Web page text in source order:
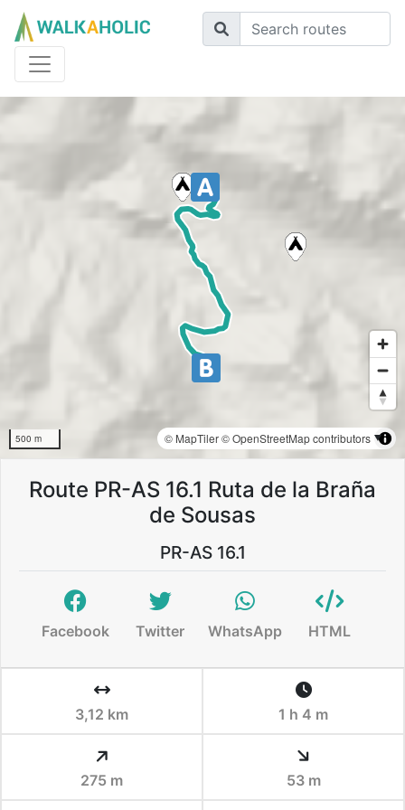
500 m © MapTiler© OpenStreetMap contributors
Route PR-AS 16.1 Ruta de la Braña
de Sousas
PR-AS 16.1
Facebook Twitter WhatsApp HTML
3,12 km 1 h 4 m
275 m 53 m